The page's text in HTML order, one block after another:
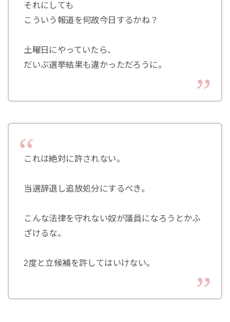
それにしても
こういう報道を何故今日するかね？
土曜日にやっていたら、
だいぶ選挙結果も違かっただろうに。
これは絶対に許されない。
当選辞退し追放処分にするべき。
こんな法律を守れない奴が議員になろうとかふ
ざけるな。
2度と立候補を許してはいけない。